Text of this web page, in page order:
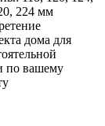
224 мм
дома для
по вашему